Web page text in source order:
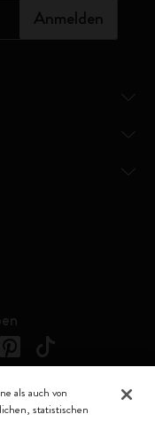
Anmelden
von Moleskine Srl a
als auch von
statistischen